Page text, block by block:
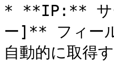
* **IP:** サ
ー]** フィー
自動的に取得